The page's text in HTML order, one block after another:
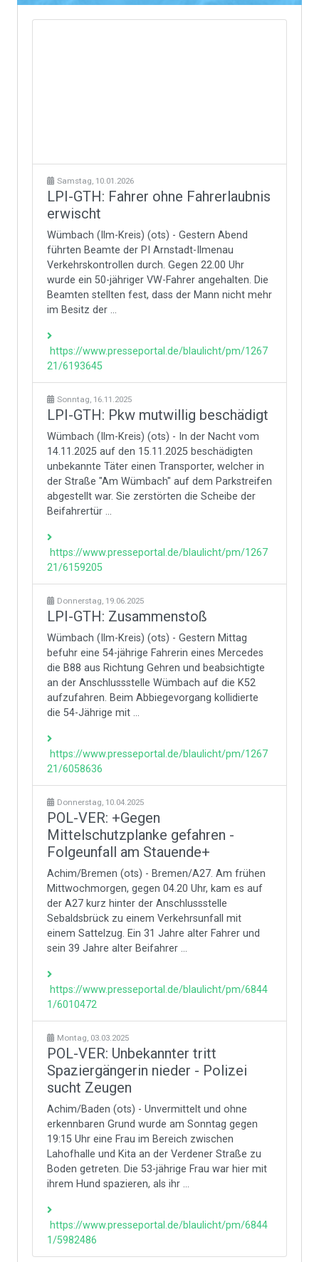
Samstag, 10.01.2026
LPI-GTH: Fahrer ohne Fahrerlaubnis
erwischt
Wümbach (Ilm-Kreis) (ots) - Gestern Abend
führten Beamte der PI Arnstadt-Ilmenau
Verkehrskontrollen durch. Gegen 22.00 Uhr
wurde ein 50-jähriger VW-Fahrer angehalten. Die
Beamten stellten fest, dass der Mann nicht mehr
im Besitz der ...
https://www.presseportal.de/blaulicht/pm/1267
21/6193645
Sonntag, 16.11.2025
LPI-GTH: Pkw mutwillig beschädigt
Wümbach (Ilm-Kreis) (ots) - In der Nacht vom
14.11.2025 auf den 15.11.2025 beschädigten
unbekannte Täter einen Transporter, welcher in
der Straße "Am Wümbach" auf dem Parkstreifen
abgestellt war. Sie zerstörten die Scheibe der
Beifahrertür ...
https://www.presseportal.de/blaulicht/pm/1267
21/6159205
Donnerstag, 19.06.2025
LPI-GTH: Zusammenstoß
Wümbach (Ilm-Kreis) (ots) - Gestern Mittag
befuhr eine 54-jährige Fahrerin eines Mercedes
die B88 aus Richtung Gehren und beabsichtigte
an der Anschlussstelle Wümbach auf die K52
aufzufahren. Beim Abbiegevorgang kollidierte
die 54-Jährige mit ...
https://www.presseportal.de/blaulicht/pm/1267
21/6058636
Donnerstag, 10.04.2025
POL-VER: +Gegen
Mittelschutzplanke gefahren -
Folgeunfall am Stauende+
Achim/Bremen (ots) - Bremen/A27. Am frühen
Mittwochmorgen, gegen 04.20 Uhr, kam es auf
der A27 kurz hinter der Anschlussstelle
Sebaldsbrück zu einem Verkehrsunfall mit
einem Sattelzug. Ein 31 Jahre alter Fahrer und
sein 39 Jahre alter Beifahrer ...
https://www.presseportal.de/blaulicht/pm/6844
1/6010472
Montag, 03.03.2025
POL-VER: Unbekannter tritt
Spaziergängerin nieder - Polizei
sucht Zeugen
Achim/Baden (ots) - Unvermittelt und ohne
erkennbaren Grund wurde am Sonntag gegen
19:15 Uhr eine Frau im Bereich zwischen
Lahofhalle und Kita an der Verdener Straße zu
Boden getreten. Die 53-jährige Frau war hier mit
ihrem Hund spazieren, als ihr ...
https://www.presseportal.de/blaulicht/pm/6844
1/5982486